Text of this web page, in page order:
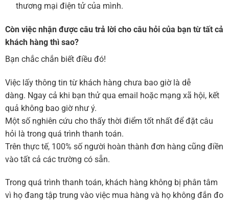
thương mại điện tử của mình.
Còn việc nhận được câu trả lời cho câu hỏi của bạn từ tất cả
khách hàng thì sao?
Bạn chắc chắn biết điều đó!
Việc lấy thông tin từ khách hàng chưa bao giờ là dễ
dàng. Ngay cả khi bạn thử qua email hoặc mạng xã hội, kết
quả không bao giờ như ý.
Một số nghiên cứu cho thấy thời điểm tốt nhất để đặt câu
hỏi là trong quá trình thanh toán.
Trên thực tế, 100% số người hoàn thành đơn hàng cũng điền
vào tất cả các trường có sẵn.
Trong quá trình thanh toán, khách hàng không bị phân tâm
vì họ đang tập trung vào việc mua hàng và họ không đắn đo